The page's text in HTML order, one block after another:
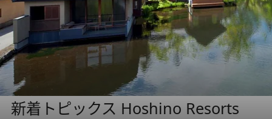
新着トピックス Hoshino Resorts